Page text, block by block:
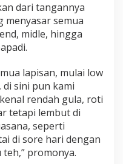
dari tangannya
menyasar semua
midle, hingga
lapisan, mulai low
sini pun kami
rendah gula, roti
tetapi lembut di
seperti
di sore hari dengan
promonya.